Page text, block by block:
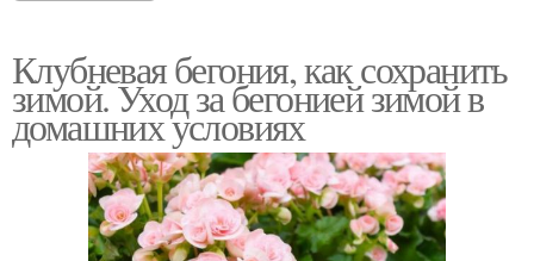
Клубневая бегония, как сохранить
зимой. Уход за бегонией зимой в
домашних условиях